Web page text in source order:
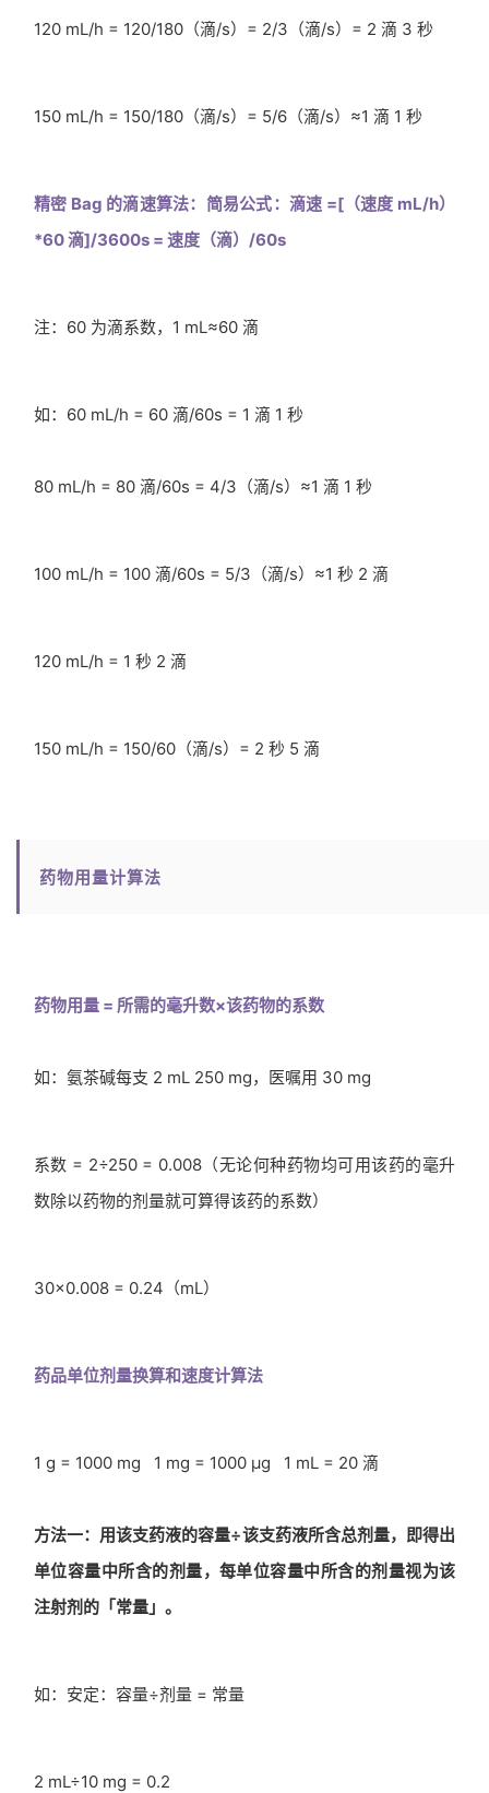
120 mL/h = 120/180（滴/s）= 2/3（滴/s）= 2 滴 3 秒
150 mL/h = 150/180（滴/s）= 5/6（滴/s）≈1 滴 1 秒
精密 Bag 的滴速算法：简易公式：滴速 =[（速度 mL/h）
*60 滴]/3600s = 速度（滴）/60s
注：60 为滴系数，1 mL≈60 滴
如：60 mL/h = 60 滴/60s = 1 滴 1 秒
80 mL/h = 80 滴/60s = 4/3（滴/s）≈1 滴 1 秒
100 mL/h = 100 滴/60s = 5/3（滴/s）≈1 秒 2 滴
120 mL/h = 1 秒 2 滴
150 mL/h = 150/60（滴/s）= 2 秒 5 滴
药物用量计算法
药物用量 = 所需的毫升数×该药物的系数
如：氨茶碱每支 2 mL 250 mg，医嘱用 30 mg
系数 = 2÷250 = 0.008（无论何种药物均可用该药的毫升
数除以药物的剂量就可算得该药的系数）
30×0.008 = 0.24（mL）
药品单位剂量换算和速度计算法
1 g = 1000 mg 1 mg = 1000 µg 1 mL = 20 滴
方法一：用该支药液的容量÷该支药液所含总剂量，即得出
单位容量中所含的剂量，每单位容量中所含的剂量视为该
注射剂的「常量」。
如：安定：容量÷剂量 = 常量
2 mL÷10 mg = 0.2